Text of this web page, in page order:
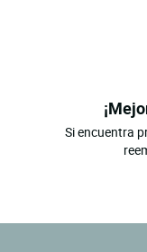
Si encuentra